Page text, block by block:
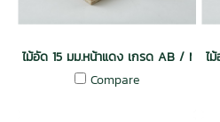
ไม้อัด 15 มม.หน้าแดง เกรด AB / MR
Compare
ไ